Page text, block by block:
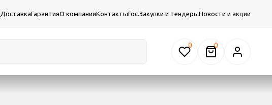
ДоставкаГарантияО компанииКонтактыГос.Закупки и тендерыНовости и акции
0